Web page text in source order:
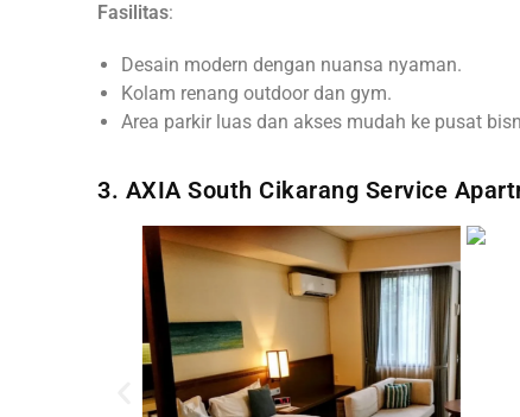
Fasilitas:
Desain modern dengan nuansa nyaman.
Kolam renang outdoor dan gym.
Area parkir luas dan akses mudah ke pusat
3. AXIA South Cikarang Service